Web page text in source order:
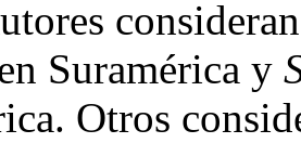
Suramérica y
Otros